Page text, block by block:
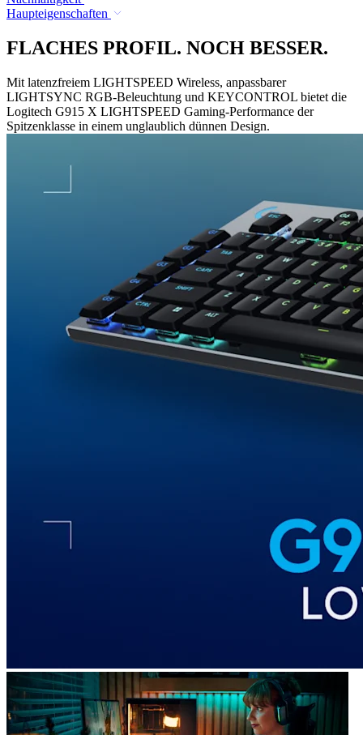
Haupteigenschaften
FLACHES PROFIL. NOCH BESSER.
Mit latenzfreiem LIGHTSPEED Wireless, anpassbarer
LIGHTSYNC RGB-Beleuchtung und KEYCONTROL bietet die
Logitech G915 X LIGHTSPEED Gaming-Performance der
Spitzenklasse in einem unglaublich dünnen Design.